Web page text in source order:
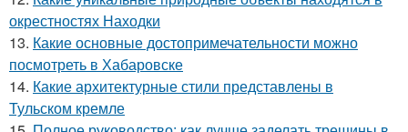
окрестностях Находки
13. Какие основные достопримечательности можно
посмотреть в Хабаровске
14. Какие архитектурные стили представлены в
Тульском кремле